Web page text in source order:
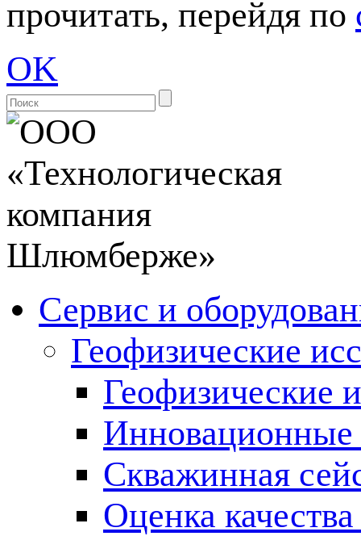
прочитать, перейдя по
OK
Сервис и
Геофизические
Геофизические
Инновационные
Скважинная
Оценка